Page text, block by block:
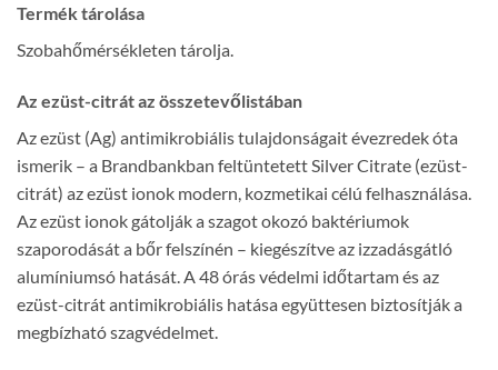
Termék tárolása
Szobahőmérsékleten tárolja.
Az ezüst-citrát az összetevőlistában
Az ezüst (Ag) antimikrobiális tulajdonságait évezredek óta
ismerik – a Brandbankban feltüntetett Silver Citrate (ezüst-
citrát) az ezüst ionok modern, kozmetikai célú felhasználása.
Az ezüst ionok gátolják a szagot okozó baktériumok
szaporodását a bőr felszínén – kiegészítve az izzadásgátló
alumíniumsó hatását. A 48 órás védelmi időtartam és az
ezüst-citrát antimikrobiális hatása együttesen biztosítják a
megbízható szagvédelmet.